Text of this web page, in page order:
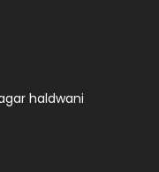
haldwani